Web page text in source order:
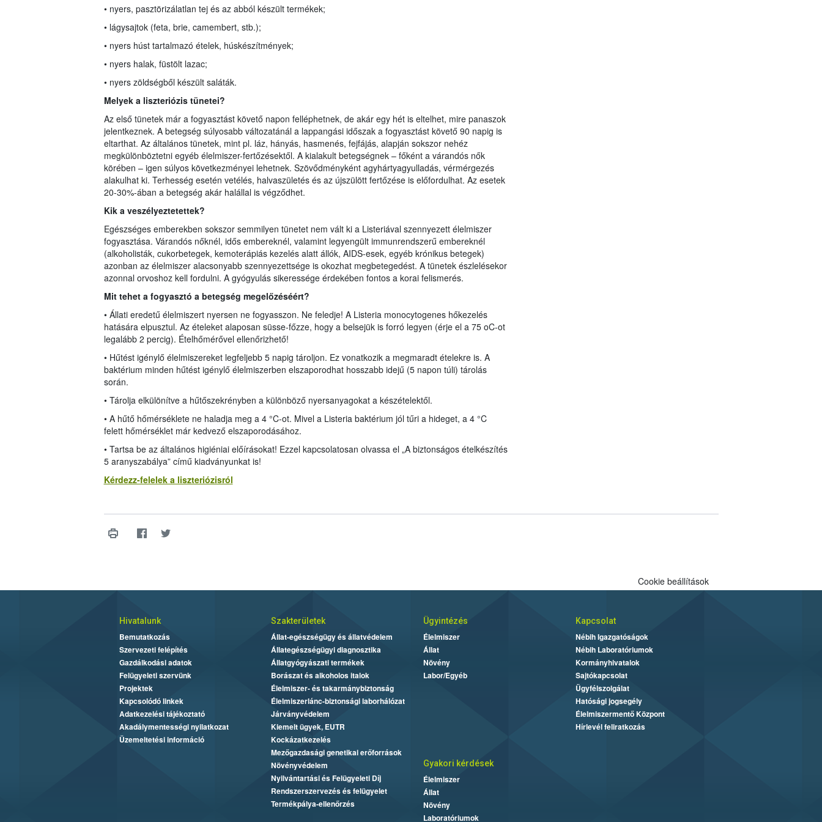
• nyers, pasztörizálatlan tej és az abból készült termékek;
• lágysajtok (feta, brie, camembert, stb.);
• nyers húst tartalmazó ételek, húskészítmények;
• nyers halak, füstölt lazac;
• nyers zöldségből készült saláták.
Melyek a liszteriózis tünetei?
Az első tünetek már a fogyasztást követő napon felléphetnek, de akár egy hét is eltelhet, mire panaszok
jelentkeznek. A betegség súlyosabb változatánál a lappangási időszak a fogyasztást követő 90 napig is
eltarthat. Az általános tünetek, mint pl. láz, hányás, hasmenés, fejfájás, alapján sokszor nehéz
megkülönböztetni egyéb élelmiszer-fertőzésektől. A kialakult betegségnek – főként a várandós nők
körében – igen súlyos következményei lehetnek. Szövődményként agyhártyagyulladás, vérmérgezés
alakulhat ki. Terhesség esetén vetélés, halvaszületés és az újszülött fertőzése is előfordulhat. Az esetek
20-30%-ában a betegség akár halállal is végződhet.
Kik a veszélyeztetettek?
Egészséges emberekben sokszor semmilyen tünetet nem vált ki a Listeriával szennyezett élelmiszer
fogyasztása. Várandós nőknél, idős embereknél, valamint legyengült immunrendszerű embereknél
(alkoholisták, cukorbetegek, kemoterápiás kezelés alatt állók, AIDS-esek, egyéb krónikus betegek)
azonban az élelmiszer alacsonyabb szennyezettsége is okozhat megbetegedést. A tünetek észlelésekor
azonnal orvoshoz kell fordulni. A gyógyulás sikeressége érdekében fontos a korai felismerés.
Mit tehet a fogyasztó a betegség megelőzéséért?
• Állati eredetű élelmiszert nyersen ne fogyasszon. Ne feledje! A Listeria monocytogenes hőkezelés
hatására elpusztul. Az ételeket alaposan süsse-főzze, hogy a belsejük is forró legyen (érje el a 75 oC-ot
legalább 2 percig). Ételhőmérővel ellenőrizhető!
• Hűtést igénylő élelmiszereket legfeljebb 5 napig tároljon. Ez vonatkozik a megmaradt ételekre is. A
baktérium minden hűtést igénylő élelmiszerben elszaporodhat hosszabb idejű (5 napon túli) tárolás
során.
• Tárolja elkülönítve a hűtőszekrényben a különböző nyersanyagokat a készételektől.
• A hűtő hőmérséklete ne haladja meg a 4 °C-ot. Mivel a Listeria baktérium jól tűri a hideget, a 4 °C
felett hőmérséklet már kedvező elszaporodásához.
• Tartsa be az általános higiéniai előírásokat! Ezzel kapcsolatosan olvassa el „A biztonságos ételkészítés
5 aranyszabálya” című kiadványunkat is!
Kérdezz-felelek a liszteriózisról
Cookie beállítások
Hivatalunk
Bemutatkozás
Szervezeti felépítés
Gazdálkodási adatok
Felügyeleti szervünk
Projektek
Kapcsolódó linkek
Adatkezelési tájékoztató
Akadálymentességi nyilatkozat
Üzemeltetési információ
Szakterületek
Állat-egészségügy és állatvédelem
Állategészségügyi diagnosztika
Állatgyógyászati termékek
Borászat és alkoholos italok
Élelmiszer- és takarmánybiztonság
Élelmiszerlánc-biztonsági laborhálózat
Járványvédelem
Kiemelt ügyek, EUTR
Kockázatkezelés
Mezőgazdasági genetikai erőforrások
Növényvédelem
Nyilvántartási és Felügyeleti Díj
Rendszerszervezés és felügyelet
Termékpálya-ellenőrzés
Ügyintézés
Élelmiszer
Állat
Növény
Labor/Egyéb
Kapcsolat
Nébih Igazgatóságok
Nébih Laboratóriumok
Kormányhivatalok
Sajtókapcsolat
Ügyfélszolgálat
Hatósági jogsegély
Élelmiszermentő Központ
Hírlevél feliratkozás
Gyakori kérdések
Élelmiszer
Állat
Növény
Laboratóriumok